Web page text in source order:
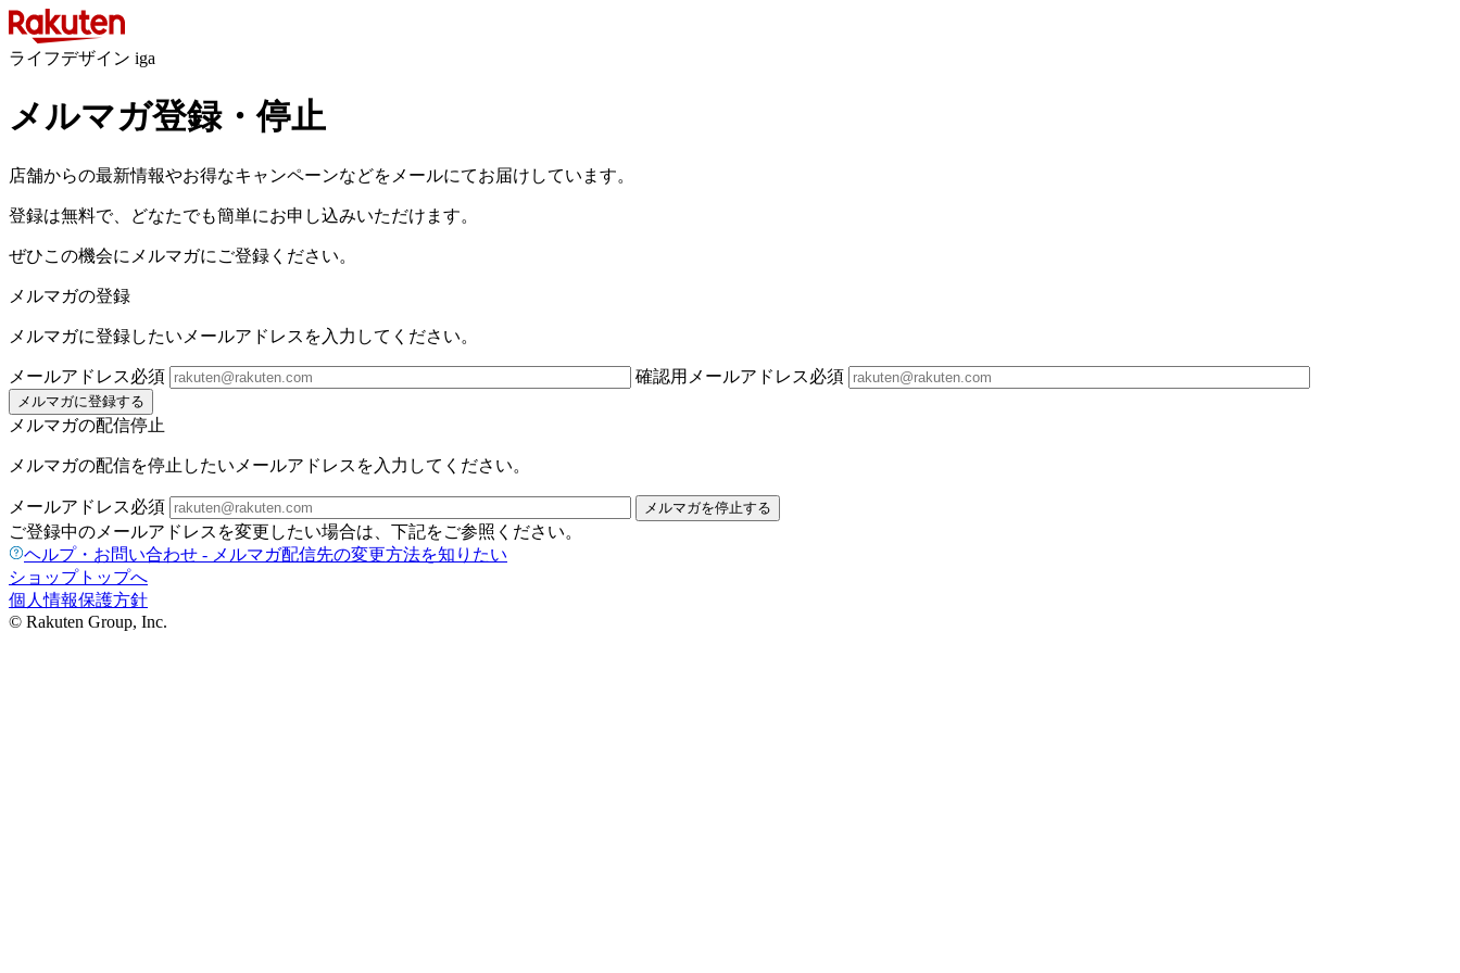
ライフデザイン iga
メルマガ登録・停止
店舗からの最新情報やお得なキャンペーンなどをメールにてお届けしています。
登録は無料で、どなたでも簡単にお申し込みいただけます。
ぜひこの機会にメルマガにご登録ください。
メルマガの登録
メルマガに登録したいメールアドレスを入力してください。
メールアドレス必須 確認用メールアドレス必須
メルマガに登録する
メルマガの配信停止
メルマガの配信を停止したいメールアドレスを入力してください。
メールアドレス必須 メルマガを停止する
ご登録中のメールアドレスを変更したい場合は、下記をご参照ください。
ヘルプ・お問い合わせ - メルマガ配信先の変更方法を知りたい
ショップトップへ
個人情報保護方針
© Rakuten Group, Inc.